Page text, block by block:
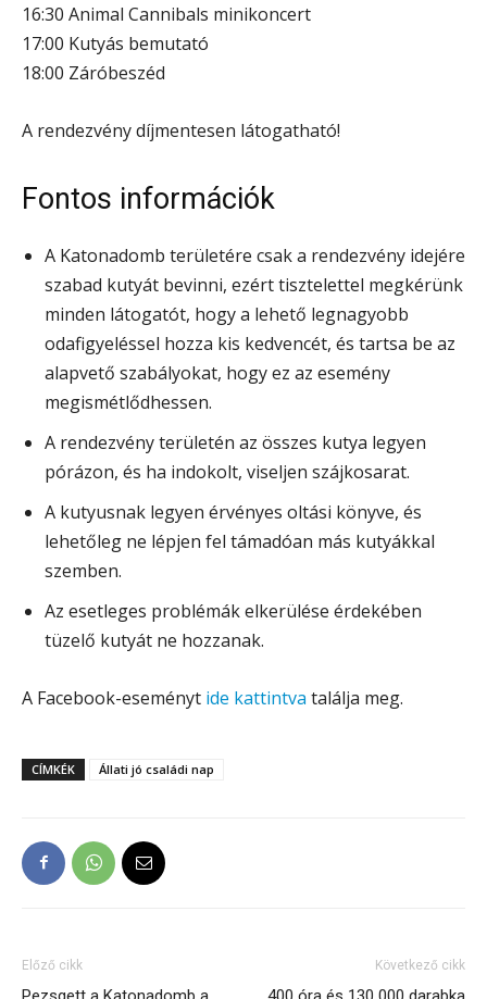
16:30 Animal Cannibals minikoncert
17:00 Kutyás bemutató
18:00 Záróbeszéd
A rendezvény díjmentesen látogatható!
Fontos információk
A Katonadomb területére csak a rendezvény idejére
szabad kutyát bevinni, ezért tisztelettel megkérünk
minden látogatót, hogy a lehető legnagyobb
odafigyeléssel hozza kis kedvencét, és tartsa be az
alapvető szabályokat, hogy ez az esemény
megismétlődhessen.
A rendezvény területén az összes kutya legyen
pórázon, és ha indokolt, viseljen szájkosarat.
A kutyusnak legyen érvényes oltási könyve, és
lehetőleg ne lépjen fel támadóan más kutyákkal
szemben.
Az esetleges problémák elkerülése érdekében
tüzelő kutyát ne hozzanak.
A Facebook-eseményt ide kattintva találja meg.
CÍMKÉK Állati jó családi nap
Előző cikk Következő cikk